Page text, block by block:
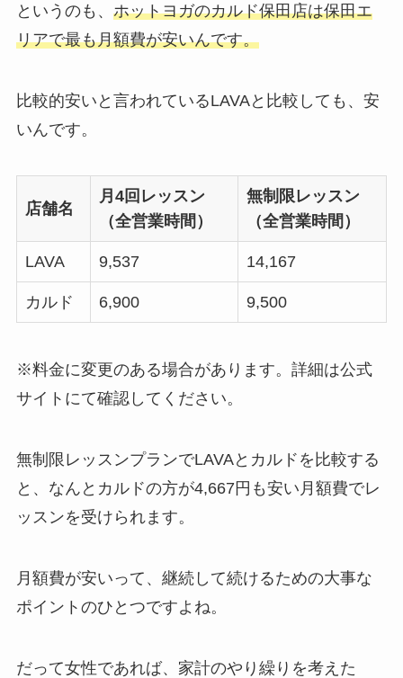
というのも、 ホットヨガのカルド保田店は保田エ
リアで最も月額費が安いんです。
比較的安いと言われているLAVAと比較しても、安
いんです。
店舗名
月4回レッスン
（全営業時間）
無制限レッスン
（全営業時間）
LAVA 9,537 14,167
カルド 6,900 9,500
※料金に変更のある場合があります。詳細は公式
サイトにて確認してください。
無制限レッスンプランでLAVAとカルドを比較する
と、なんと カルドの方が4,667円も安い月額費でレ
ッスンを受けられます。
月額費が安いって、継続して続けるための大事な
ポイントのひとつですよね。
だって女性であれば、家計のやり繰りを考えた